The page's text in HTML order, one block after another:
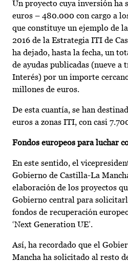
Un proyecto cuya inversión ha
euros – 480.000 con cargo a
que constituye un ejemplo de
2016 de la Estrategia ITI de
ha dejado, hasta la fecha, un
de ayudas publicadas (nueve a
Interés) por un importe
millones de euros.
De esta cuantía, se han
euros a zonas ITI, con casi
Fondos europeos para luchar
En este sentido, el
Gobierno de Castilla-La
elaboración de los proyectos
Gobierno central para
fondos de recuperación
‘Next Generation UE’.
Así, ha recordado que el
Mancha ha solicitado al resto